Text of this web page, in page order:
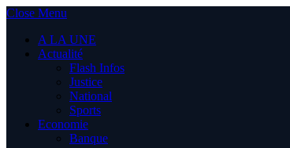
Close Menu
A LA UNE
Actualité
Flash Infos
Justice
National
Sports
Economie
Banque